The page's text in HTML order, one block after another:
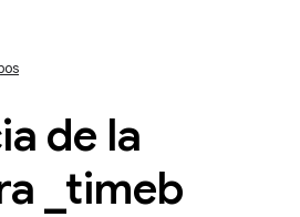
de la
timeb